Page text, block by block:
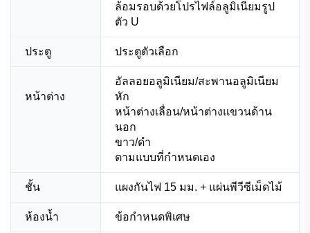
ล้อมรอบด้วยโปรไฟล์อลูมิเนียมรูป
ตัว U
ประตู ประตูตัวเลือก
หน้าต่าง
อัลลอยอลูมิเนียม/สะพานอลูมิเนียม
หัก
หน้าต่างเลื่อน/หน้าต่างแขวนด้าน
นอก
ขาว/ดำ
ตามแบบที่กำหนดเอง
ชั้น แผงกันไฟ 15 มม. + แผ่นพีวีซีเม็ดไม้
ห้องน้ำ ข้อกำหนดพิเศษ